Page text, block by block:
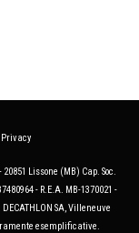
Privacy
Lissone (MB) Cap. Soc.
- R.E.A. MB-1370021 -
SA, Villeneuve
esemplificative.